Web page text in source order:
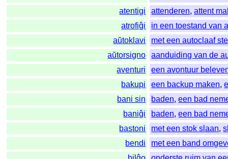
atentigi
attenderen,attent
atrofiĝi
in een toestand van
aŭtoklavi
met een autoclaaf
aŭtorsigno
aanduiding van de
aventuri
een avontuur
bakupi
een backup maken,
bani sin
baden,een bad
baniĝi
baden,een bad
bastoni
met een stok slaan,
bendi
met een band